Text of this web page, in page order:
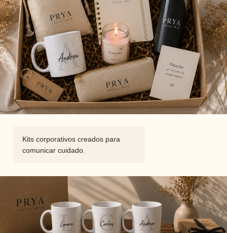
Kits corporativos creados para
comunicar cuidado.